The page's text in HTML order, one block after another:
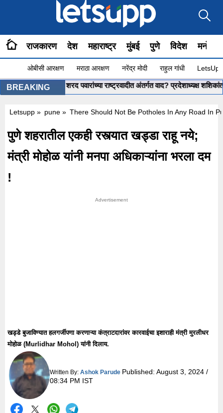
राजकारण देश महाराष्ट्र मुंबई पुणे विदेश
ओबीसी आरक्षण मराठा आरक्षण नरेंद्र मोदी राहुल गांधी
BREAKING
Shinde : शरद पवारांच्या राष्ट्रवादीत अंतर्गत वाद? प्रदेशाध्यक्ष शशिकांत
Letsupp » pune » There Should Not Be Potholes In Any Road In
पुणे शहरातील एकही रस्त्यात खड्डा राहू नये;
मंत्री मोहोळ यांनी मनपा अधिकाऱ्यांना भरला दम
!
खड्डे बुजाविण्यात हलगर्जीपणा करणाऱ्या कंत्राटदारांवर कारवाईचा इशाराही मंत्री मुरलीधर
मोहोळ (Murlidhar Mohol) यांनी दिलाय.
Written By: Ashok Parude Published: August 3, 2024 /
08:34 PM IST